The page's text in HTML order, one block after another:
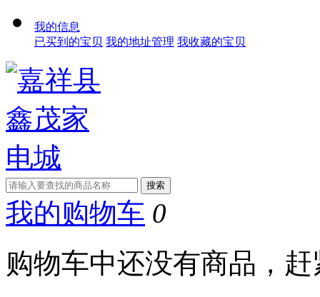
我的信息
已买到的宝贝 我的地址管理 我收藏的宝贝
我的购物车 0
购物车中还没有商品，